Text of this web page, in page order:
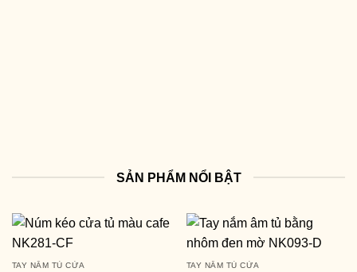
SẢN PHẨM NỔI BẬT
TAY NẮM TỦ CỬA TAY NẮM TỦ CỬA